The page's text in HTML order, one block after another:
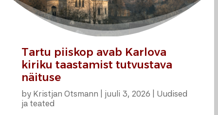
Tartu piiskop avab Karlova
kiriku taastamist tutvustava
näituse
by Kristjan Otsmann juuli 3, 2026
Uudised
ja teated